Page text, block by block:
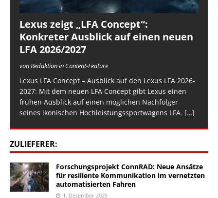
Lexus zeigt „LFA Concept“:
Konkreter Ausblick auf einen neuen
LFA 2026/2027
von Redaktion in Content-Feature
Lexus LFA Concept – Ausblick auf den Lexus LFA 2026-
2027: Mit dem neuen LFA Concept gibt Lexus einen
frühen Ausblick auf einen möglichen Nachfolger
seines ikonischen Hochleistungssportwagens LFA. […]
ZULIEFERER:
Forschungsprojekt ConnRAD: Neue Ansätze
für resiliente Kommunikation im vernetzten
automatisierten Fahren
1. Dezember 2025